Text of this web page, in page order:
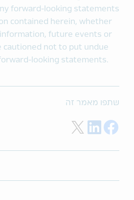
forward-looking statements
contained herein, whether
future events or
cautioned not to put undue
looking statements.
שתפו מאמר זה
Share on Facebook
Share on LinkedIn